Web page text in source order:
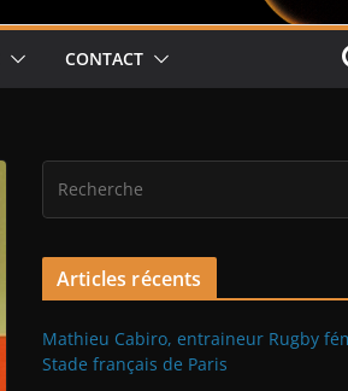
CONTACT
Articles récents
Mathieu Cabiro, entraineur Rugby
Stade français de Paris